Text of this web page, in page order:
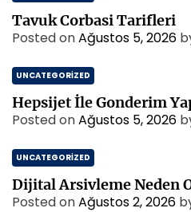
Tavuk Corbasi Tarifleri
Posted onAğustos 5, 2026
UNCATEGORIZED
Hepsijet İle Gonderim
Posted onAğustos 5, 2026
UNCATEGORIZED
Dijital Arsivleme Neden
Posted onAğustos 2, 2026